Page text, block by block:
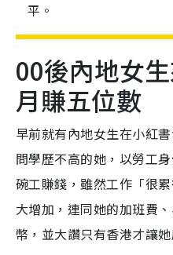
平。
00後內地女
月賺五位數
早前就有內地女生在小紅
問學歷不高的她，以勞工
碗工賺錢，雖然工作「很
大增加，連同她的加班費
幣，並大讚只有香港才讓